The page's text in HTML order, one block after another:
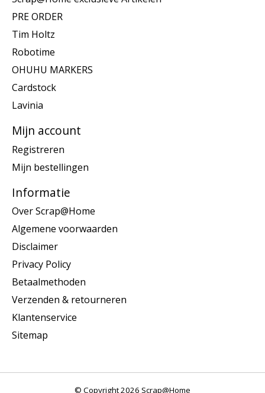
PRE ORDER
Tim Holtz
Robotime
OHUHU MARKERS
Cardstock
Lavinia
Mijn account
Registreren
Mijn bestellingen
Informatie
Over Scrap@Home
Algemene voorwaarden
Disclaimer
Privacy Policy
Betaalmethoden
Verzenden & retourneren
Klantenservice
Sitemap
© Copyright 2026 Scrap@Home